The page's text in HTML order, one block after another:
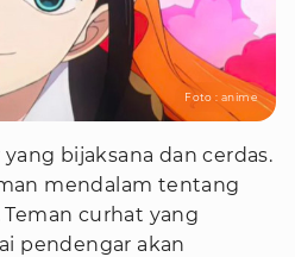
Foto : anime
bijaksana dan cerdas.
mendalam tentang
curhat yang
pendengar akan